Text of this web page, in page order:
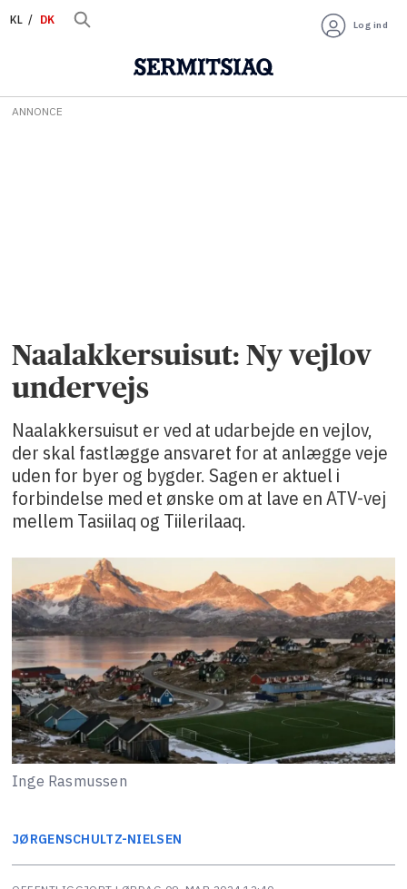
KL DK Log ind
ANNONCE
Naalakkersuisut: Ny vejlov
undervejs
Naalakkersuisut er ved at udarbejde en vejlov,
der skal fastlægge ansvaret for at anlægge veje
uden for byer og bygder. Sagen er aktuel i
forbindelse med et ønske om at lave en ATV-vej
mellem Tasiilaq og Tiilerilaaq.
Inge Rasmussen
JØRGENSCHULTZ-NIELSEN